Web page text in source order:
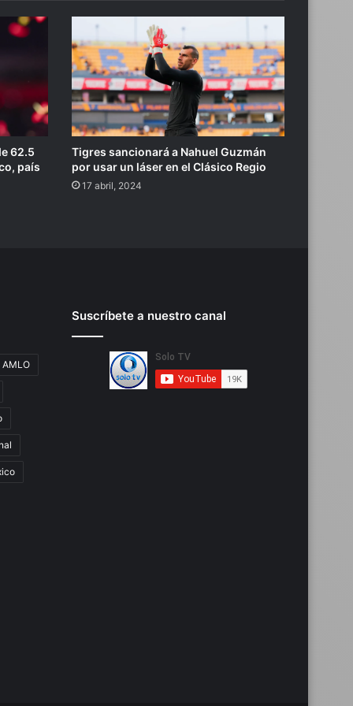
62.5
país
Tigres sancionará a Nahuel Guzmán
por usar un láser en el Clásico Regio
17 abril, 2024
AMLO
Suscríbete a nuestro canal